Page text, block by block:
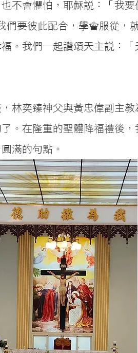
不會懼怕，耶穌說：「我
要彼此配合，學會服從，
。我們一起讚頌天主說：
林奕臻神父與黃忠偉副主
。在隆重的聖體降福禮後
滿的句點。